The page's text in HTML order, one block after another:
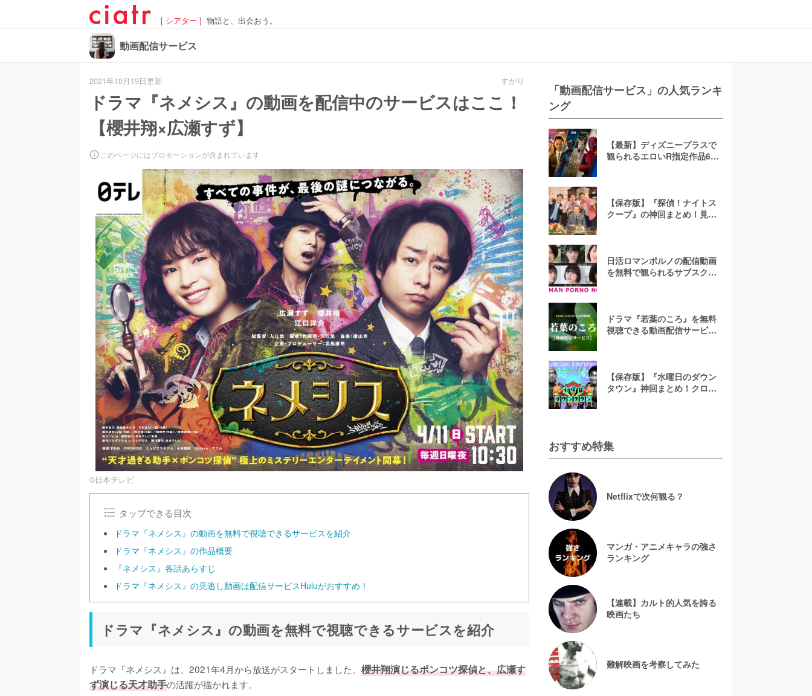
[ シアター ] 物語と、出会おう。
動画配信サービス
2021年10月19日更新 すがり
ドラマ『ネメシス』の動画を配信中のサービスはここ！
【櫻井翔×広瀬すず】
このページにはプロモーションが含まれています
©︎日本テレビ
タップできる目次
ドラマ『ネメシス』の動画を無料で視聴できるサービスを紹介
ドラマ『ネメシス』の作品概要
『ネメシス』各話あらすじ
ドラマ『ネメシス』の見逃し動画は配信サービスHuluがおすすめ！
ドラマ『ネメシス』の動画を無料で視聴できるサービスを紹介
ドラマ『ネメシス』は、2021年4月から放送がスタートしました。 櫻井翔演じるポンコツ探偵と、広瀬す
ず演じる天才助手の活躍が描かれます。
「動画配信サービス」の人気ランキ
ング
【最新】ディズニープラスで
観られるエロいR指定作品6
【保存版】『探偵！ナイトス
クープ』の神回まとめ！見逃
ンキング
日活ロマンポルノの配信動画
を無料で観られるサブスクま
ドラマ『若葉のころ』を無料
視聴できる動画配信サービス
【保存版】『水曜日のダウン
タウン』神回まとめ！クロち
おすすめ特集
Netflixで次何観る？
マンガ・アニメキャラの強さ
ランキング
【連載】カルト的人気を誇る
映画たち
難解映画を考察してみた